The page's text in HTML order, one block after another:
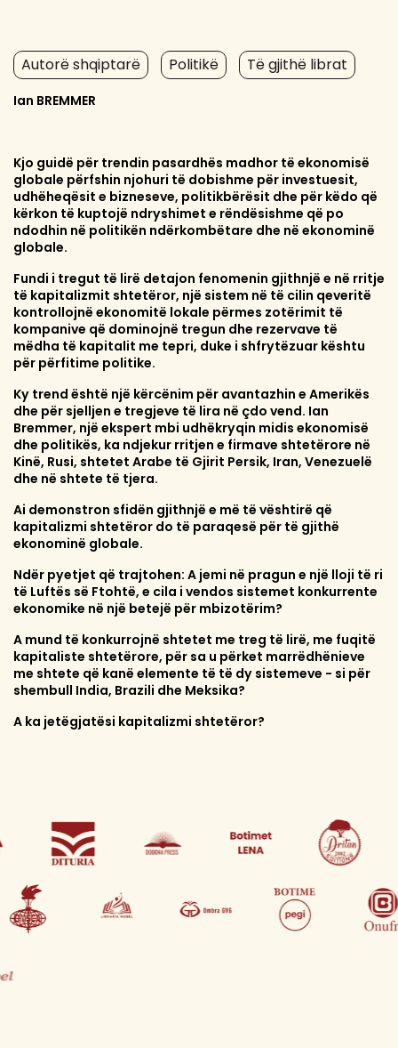
Autorë shqiptarë Politikë Të gjithë librat
Ian BREMMER
Kjo guidë për trendin pasardhës madhor të ekonomisë
globale përfshin njohuri të dobishme për investuesit,
udhëheqësit e bizneseve, politikbërësit dhe për këdo që
kërkon të kuptojë ndryshimet e rëndësishme që po
ndodhin në politikën ndërkombëtare dhe në ekonominë
globale.
Fundi i tregut të lirë detajon fenomenin gjithnjë e në rritje
të kapitalizmit shtetëror, një sistem në të cilin qeveritë
kontrollojnë ekonomitë lokale përmes zotërimit të
kompanive që dominojnë tregun dhe rezervave të
mëdha të kapitalit me tepri, duke i shfrytëzuar kështu
për përfitime politike.
Ky trend është një kërcënim për avantazhin e Amerikës
dhe për sjelljen e tregjeve të lira në çdo vend. Ian
Bremmer, një ekspert mbi udhëkryqin midis ekonomisë
dhe politikës, ka ndjekur rritjen e firmave shtetërore në
Kinë, Rusi, shtetet Arabe të Gjirit Persik, Iran, Venezuelë
dhe në shtete të tjera.
Ai demonstron sfidën gjithnjë e më të vështirë që
kapitalizmi shtetëror do të paraqesë për të gjithë
ekonominë globale.
Ndër pyetjet që trajtohen: A jemi në pragun e një lloji të ri
të Luftës së Ftohtë, e cila i vendos sistemet konkurrente
ekonomike në një betejë për mbizotërim?
A mund të konkurrojnë shtetet me treg të lirë, me fuqitë
kapitaliste shtetërore, për sa u përket marrëdhënieve
me shtete që kanë elemente të të dy sistemeve - si për
shembull India, Brazili dhe Meksika?
A ka jetëgjatësi kapitalizmi shtetëror?